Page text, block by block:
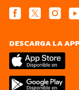
DESCARGA LA